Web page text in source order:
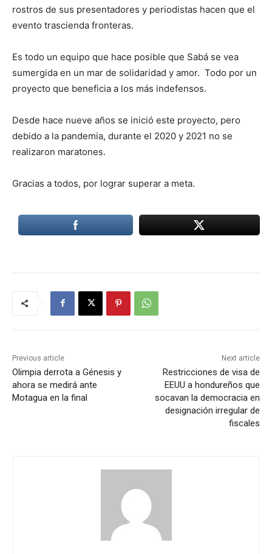
rostros de sus presentadores y periodistas hacen que el
evento trascienda fronteras.
Es todo un equipo que hace posible que Sabá se vea
sumergida en un mar de solidaridad y amor. Todo por un
proyecto que beneficia a los más indefensos.
Desde hace nueve años se inició este proyecto, pero
debido a la pandemia, durante el 2020 y 2021 no se
realizaron maratones.
Gracias a todos, por lograr superar a meta.
Previous article
Olimpia derrota a Génesis y
ahora se medirá ante
Motagua en la final
Next article
Restricciones de visa de
EEUU a hondureños que
socavan la democracia en
designación irregular de
fiscales